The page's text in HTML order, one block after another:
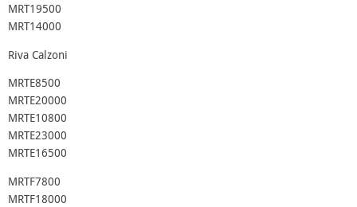
MRT19500
MRT14000
Riva Calzoni
MRTE8500
MRTE20000
MRTE10800
MRTE23000
MRTE16500
MRTF7800
MRTF18000